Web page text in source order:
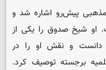
پیش‌رو اشاره شد و
او شیخ صدوق را یکی از
دانست و نقش او را در
برجسته توصیف کرد.